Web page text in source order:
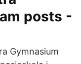
posts -
Gymnasium